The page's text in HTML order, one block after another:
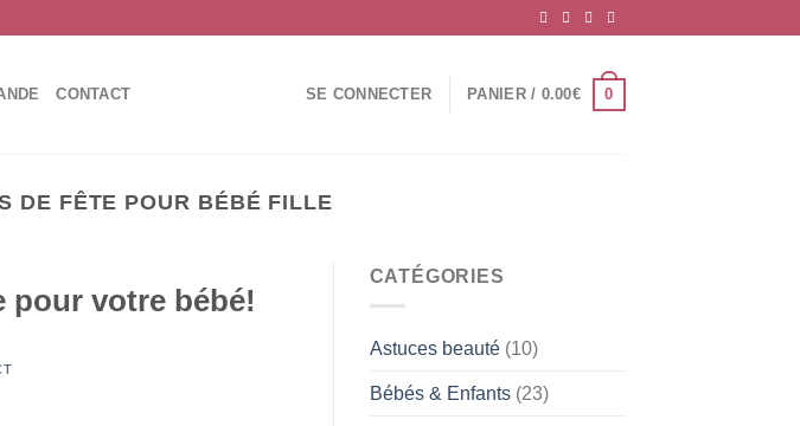
CONTACT SE CONNECTER PANIER / 0.00€ 0
DE FÊTE POUR BÉBÉ FILLE
pour votre bébé!
CATÉGORIES
Astuces beauté(10)
Bébés & Enfants(23)